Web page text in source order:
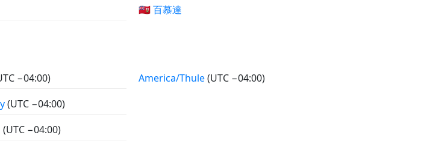
🇧🇲 百慕達
−04:00)
(UTC −04:00)
(UTC −04:00)
America/Thule(UTC −04:00)